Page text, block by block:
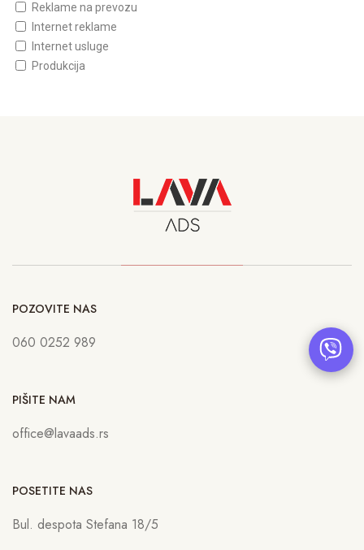
Reklame na prevozu
Internet reklame
Internet usluge
Produkcija
POZOVITE NAS
060 0252 989
PIŠITE NAM
office@lavaads.rs
POSETITE NAS
Bul. despota Stefana 18/5